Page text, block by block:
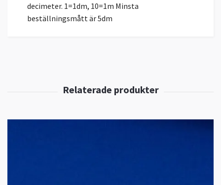
decimeter. 1=1dm, 10=1m Minsta
beställningsmått är 5dm